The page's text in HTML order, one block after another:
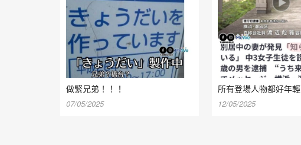
做緊兄弟！！！
07/05/2025
所有登場人物都好年輕
12/05/2025